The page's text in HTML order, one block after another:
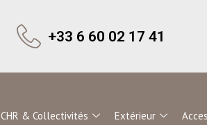
+33 6 60 02 17 41
CHR & Collectivités Extérieur